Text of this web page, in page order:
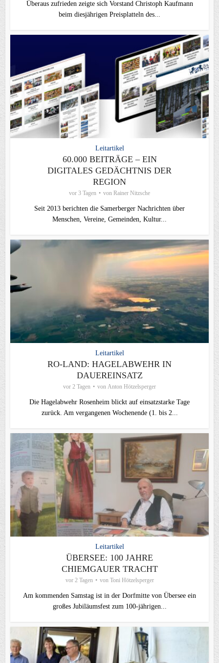
Überaus zufrieden zeigte sich Vorstand Christoph Kaufmann
beim diesjährigen Preisplatteln des...
Leitartikel
60.000 BEITRÄGE – EIN
DIGITALES GEDÄCHTNIS DER
REGION
vor 3 Tagen von Rainer Nitzsche
Seit 2013 berichten die Samerberger Nachrichten über
Menschen, Vereine, Gemeinden, Kultur...
Leitartikel
RO-LAND: HAGELABWEHR IN
DAUEREINSATZ
vor 2 Tagen von Anton Hötzelsperger
Die Hagelabwehr Rosenheim blickt auf einsatzstarke Tage
zurück. Am vergangenen Wochenende (1. bis 2...
Leitartikel
ÜBERSEE: 100 JAHRE
CHIEMGAUER TRACHT
vor 2 Tagen von Toni Hötzelsperger
Am kommenden Samstag ist in der Dorfmitte von Übersee ein
großes Jubiläumsfest zum 100-jährigen...